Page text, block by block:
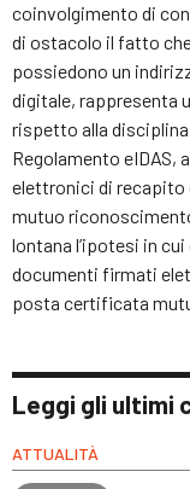
coinvolgimento di
di ostacolo il fatto
possiedono un
digitale, rappresenta
rispetto alla
Regolamento eIDAS,
elettronici di recapito
mutuo
lontana l’ipotesi in
documenti firmati
posta certificata
Leggi gli ultimi
ATTUALITÀ